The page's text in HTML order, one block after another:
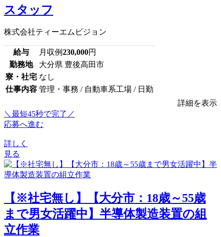
スタッフ
株式会社ティーエムビジョン
給与 月収例230,000円
勤務地
大分県 豊後高田市
寮・社宅 なし
仕事内容 管理・事務 / 自動車系工場 / 日勤
詳細を表示
＼最短45秒で完了／
応募へ進む
詳しく
見る
【※社宅無し】【大分市：18歳～55歳
まで男女活躍中】半導体製造装置の組
立作業